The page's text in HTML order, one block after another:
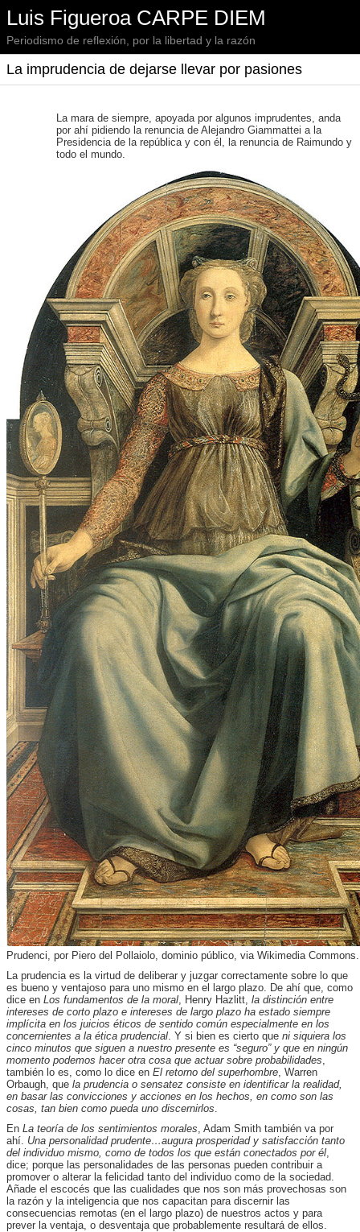
Luis Figueroa CARPE DIEM
Periodismo de reflexión, por la libertad y la razón
La imprudencia de dejarse llevar por pasiones
La mara de siempre, apoyada por algunos imprudentes, anda
por ahí pidiendo la renuncia de Alejandro Giammattei a la
Presidencia de la república y con él, la renuncia de Raimundo y
todo el mundo.
Prudenci, por Piero del Pollaiolo, dominio público, via Wikimedia Commons.
La prudencia es la virtud de deliberar y juzgar correctamente sobre lo que
es bueno y ventajoso para uno mismo en el largo plazo. De ahí que, como
dice en Los fundamentos de la moral , Henry Hazlitt, la distinción entre
intereses de corto plazo e intereses de largo plazo ha estado siempre
implícita en los juicios éticos de sentido común especialmente en los
concernientes a la ética prudencial . Y si bien es cierto que ni siquiera los
cinco minutos que siguen a nuestro presente es “seguro” y que en ningún
momento podemos hacer otra cosa que actuar sobre probabilidades
también lo es, como lo dice en El retorno del superhombre , Warren
Orbaugh, que la prudencia o sensatez consiste en identificar la realidad,
en basar las convicciones y acciones en los hechos, en como son las
cosas, tan bien como pueda uno discernirlos
En La teoría de los sentimientos morales , Adam Smith también va por
ahí. Una personalidad prudente…augura prosperidad y satisfacción tanto
del individuo mismo, como de todos los que están conectados por él
dice; porque las personalidades de las personas pueden contribuir a
promover o alterar la felicidad tanto del individuo como de la sociedad.
Añade el escocés que las cualidades que nos son más provechosas son
la razón y la inteligencia que nos capacitan para discernir las
consecuencias remotas (en el largo plazo) de nuestros actos y para
prever la ventaja, o desventaja que probablemente resultará de ellos.